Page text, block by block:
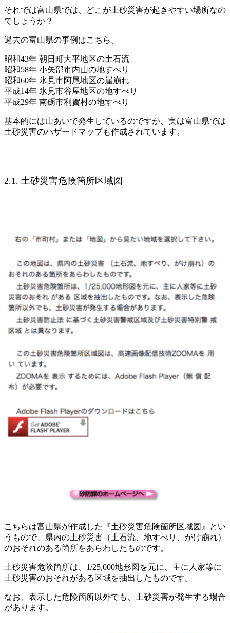
それでは富山県では、どこが土砂災害が起きやすい場所なの
でしょうか？
過去の富山県の事例はこちら。
昭和43年 朝日町大平地区の土石流
昭和58年 小矢部市内山の地すべり
昭和60年 氷見市阿尾地区の崖崩れ
平成14年 氷見市谷屋地区の地すべり
平成29年 南砺市利賀村の地すべり
基本的には山あいで発生しているのですが、実は富山県では
土砂災害のハザードマップも作成されています。
2.1. 土砂災害危険箇所区域図
こちらは富山県が作成した『土砂災害危険箇所区域図』とい
うもので、県内の土砂災害（土石流、地すべり、がけ崩れ）
のおそれのある箇所をあらわしたものです。
土砂災害危険箇所は、1/25,000地形図を元に、主に人家等に
土砂災害のおそれがある区域を抽出したものです。
なお、表示した危険箇所以外でも、土砂災害が発生する場合
があります。